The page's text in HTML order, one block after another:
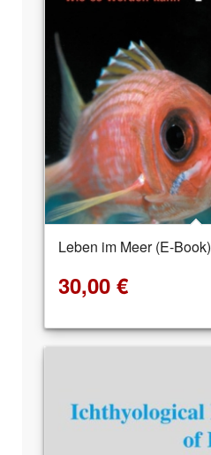
Leben im Meer (E-Book)
30,00 €